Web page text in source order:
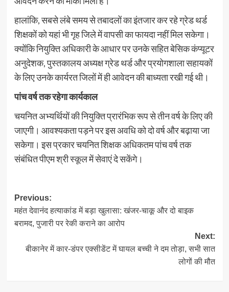
हालांकि, सबसे लंबे समय से तबादलों का इंतजार कर रहे ग्रेड थर्ड
शिक्षकों को यहां भी गृह जिले में वापसी का फायदा नहीं मिल सकेगा।
क्योंकि नियुक्ति अधिकारी के आधार पर उनके सहित बेसिक कंप्यूटर
अनुदेशक, पुस्तकालय अध्यक्ष ग्रेड थर्ड और प्रयोगशाला सहायकों
के लिए उनके कार्यरत जिलों में ही आवेदन की बाध्यता रखी गई थी।
पांच वर्ष तक रहेगा कार्यकाल
चयनित अभ्यर्थियों की नियुक्ति प्रारंभिक रूप से तीन वर्ष के लिए की
जाएगी। आवश्यकता पड़ने पर इस अवधि को दो वर्ष और बढ़ाया जा
सकेगा। इस प्रकार चयनित शिक्षक अधिकतम पांच वर्ष तक
संबंधित पीएम श्री स्कूल में सेवाएं दे सकेंगे।
Post
navigation
Previous:
महंत देवानंद हत्याकांड में बड़ा खुलासा: खंजर-चाकू और दो बाइक
बरामद, पुजारी पर रेकी कराने का आरोप
Next:
बीकानेर में कार-डंपर एक्सीडेंट में घायल बच्ची ने दम तोड़ा, सभी सात
लोगों की मौत